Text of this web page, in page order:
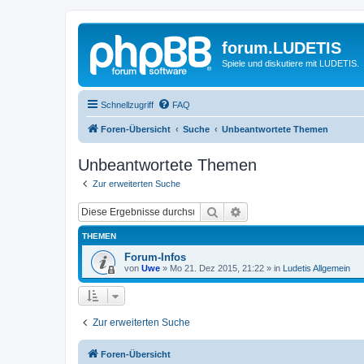
forum.LUDETIS
Spiele und diskutiere mit LUDETIS.
Schnellzugriff FAQ
Foren-Übersicht Suche Unbeantwortete Themen
Unbeantwortete Themen
Zur erweiterten Suche
Suche
THEMEN
Forum-Infos
von Uwe » Mo 21. Dez 2015, 21:22 » in Ludetis Allgemein
Zur erweiterten Suche
Foren-Übersicht